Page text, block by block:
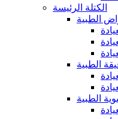
الكتلة الرئيسة
الطبية
الطبية
الطبية